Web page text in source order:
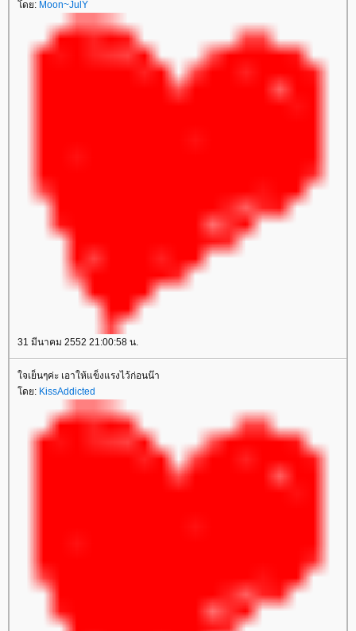
ดย: Moon~JulY
31 มีนาคม 2552 21:00:58 น.
จเย็นๆค่ะ เอาให้แข็งแรงไว้ก่อนน๊า
ดย: KissAddicted